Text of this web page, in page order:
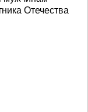
Отечества